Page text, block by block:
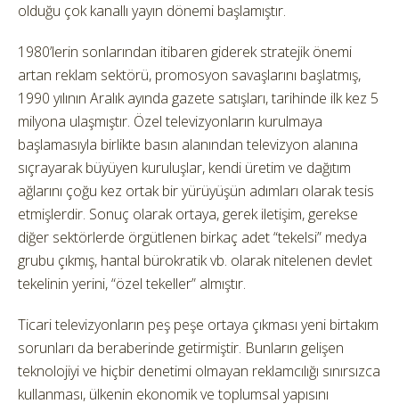
olduğu çok kanallı yayın dönemi başlamıştır.
1980’lerin sonlarından itibaren giderek stratejik önemi
artan reklam sektörü, promosyon savaşlarını başlatmış,
1990 yılının Aralık ayında gazete satışları, tarihinde ilk kez 5
milyona ulaşmıştır. Özel televizyonların kurulmaya
başlamasıyla birlikte basın alanından televizyon alanına
sıçrayarak büyüyen kuruluşlar, kendi üretim ve dağıtım
ağlarını çoğu kez ortak bir yürüyüşün adımları olarak tesis
etmişlerdir. Sonuç olarak ortaya, gerek iletişim, gerekse
diğer sektörlerde örgütlenen birkaç adet “tekelsi” medya
grubu çıkmış, hantal bürokratik vb. olarak nitelenen devlet
tekelinin yerini, “özel tekeller” almıştır.
Ticari televizyonların peş peşe ortaya çıkması yeni birtakım
sorunları da beraberinde getirmiştir. Bunların gelişen
teknolojiyi ve hiçbir denetimi olmayan reklamcılığı sınırsızca
kullanması, ülkenin ekonomik ve toplumsal yapısını